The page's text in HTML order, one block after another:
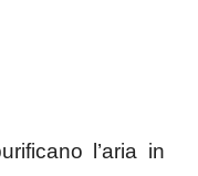
l’aria in